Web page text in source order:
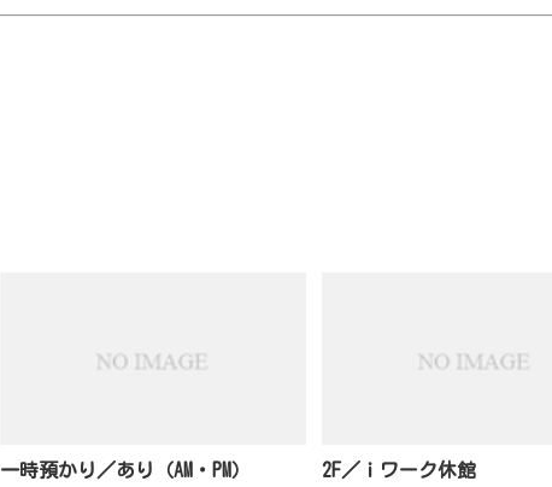
一時預かり／あり（AM・PM） 2F／ｉワーク休館